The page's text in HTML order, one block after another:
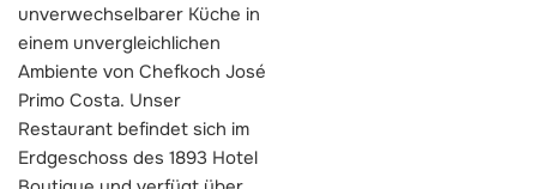
unverwechselbarer Küche in
einem unvergleichlichen
Ambiente von Chefkoch José
Primo Costa. Unser
Restaurant befindet sich im
Erdgeschoss des 1893 Hotel